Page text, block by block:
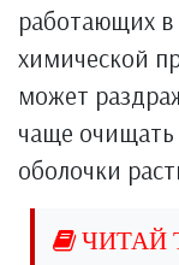
работающих в
химической
может
чаще очищать
оболочки